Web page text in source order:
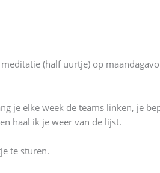
(half uurtje) op
je elke week de teams linken, je
haal ik je weer van de lijst.
te sturen.